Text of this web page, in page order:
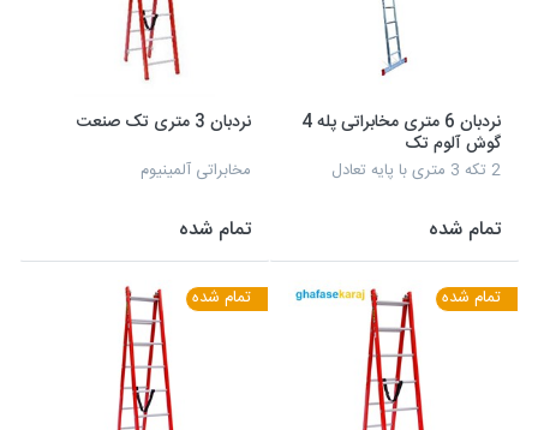
نردبان 6 متری مخابراتی پله 4
گوش آلوم تک
2 تکه 3 متری با پایه تعادل
تمام شده
نردبان 3 متری تک صنعت
مخابراتی آلمینیوم
تمام شده
تمام شده تمام شده